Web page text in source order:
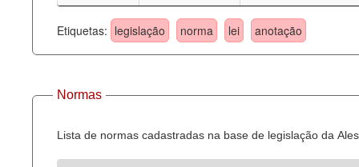
Perguntas frequentes
Contato
Etiquetas: legislação norma lei anotação
Normas
Lista de normas cadastradas na base de legislação da